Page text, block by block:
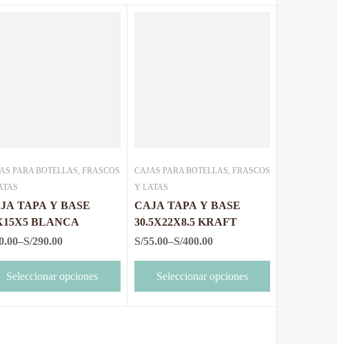
PARA BOTELLAS, FRASCOS
TAPA Y BASE
BLANCA
–S/290.00
Seleccionar opciones
CAJAS PARA BOTELLAS, FRASCOS
Y LATAS
CAJA TAPA Y BASE
30.5X22X8.5 KRAFT
S/55.00–S/400.00
Seleccionar opciones